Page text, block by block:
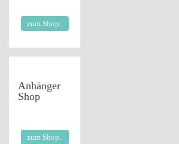
zum Shop..
Anhänger
Shop
zum Shop..